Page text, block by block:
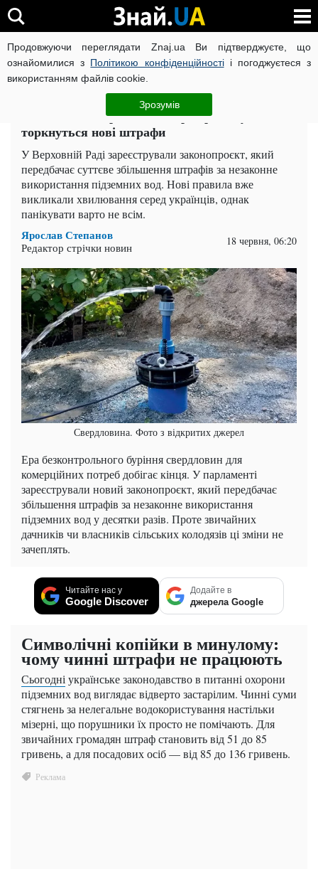
Продовжуючи переглядати Znaj.ua Ви підтверджуєте, що
ознайомилися з Політикою конфіденційностіі погоджуєтеся з
використанням файлів cookie.
Зрозумів
ВІЙНА РОСІЇ ПРОТИ УКРАЇНИ КОРОНАВІРУС В УКРАЇНІ
ЧИТАТЬ НА РУССКОМ
Колодязі та свердловини перевірятимуть: кого
торкнуться нові штрафи
У Верховній Раді зареєстрували законопроєкт, який
передбачає суттєве збільшення штрафів за незаконне
використання підземних вод. Нові правила вже
викликали хвилювання серед українців, однак
панікувати варто не всім.
Ярослав Степанов
Редактор стрічки новин 18 червня, 06:20
Свердловина. Фото з відкритих джерел
Ера безконтрольного буріння свердловин для
комерційних потреб добігає кінця. У парламенті
зареєстрували новий законопроєкт, який передбачає
збільшення штрафів за незаконне використання
підземних вод у десятки разів. Проте звичайних
дачників чи власників сільських колодязів ці зміни не
зачеплять.
Читайте нас у
Google Discover
Додайте в
джерела Google
Символічні копійки в минулому:
чому чинні штрафи не працюють
Сьогодні українське законодавство в питанні охорони
підземних вод виглядає відверто застарілим. Чинні суми
стягнень за нелегальне водокористування настільки
мізерні, що порушники їх просто не помічають. Для
звичайних громадян штраф становить від 51 до 85
гривень, а для посадових осіб — від 85 до 136 гривень.